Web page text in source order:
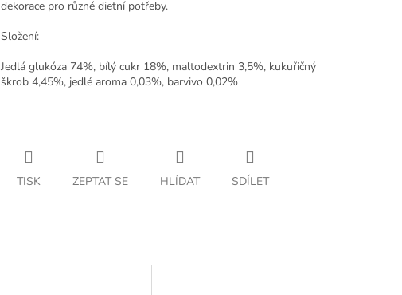
dekorace pro různé dietní potřeby.
Složení:
Jedlá glukóza 74%, bílý cukr 18%, maltodextrin 3,5%, kukuřičný
škrob 4,45%, jedlé aroma 0,03%, barvivo 0,02%
TISK ZEPTAT SE HLÍDAT SDÍLET